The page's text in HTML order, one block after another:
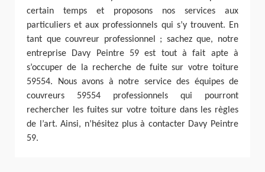
certain temps et proposons nos services aux
particuliers et aux professionnels qui s’y trouvent. En
tant que couvreur professionnel ; sachez que, notre
entreprise Davy Peintre 59 est tout à fait apte à
s’occuper de la recherche de fuite sur votre toiture
59554. Nous avons à notre service des équipes de
couvreurs 59554 professionnels qui pourront
rechercher les fuites sur votre toiture dans les règles
de l’art. Ainsi, n’hésitez plus à contacter Davy Peintre
59.